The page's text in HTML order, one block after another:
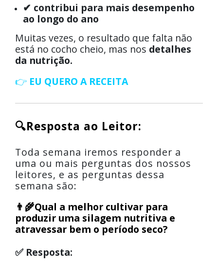
✔ contribui para mais desempenho
ao longo do ano
Muitas vezes, o resultado que falta não
está no cocho cheio, mas nos detalhes
da nutrição.
👉 EU QUERO A RECEITA
🔍Resposta ao Leitor:
Toda semana iremos responder a
uma ou mais perguntas dos nossos
leitores, e as perguntas dessa
semana são:
👨‍🌾Qual a melhor cultivar para
produzir uma silagem nutritiva e
atravessar bem o período seco?
✅ Resposta: